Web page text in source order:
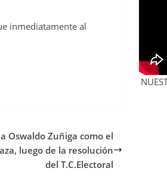
inmediatamente al
Oswaldo Zuñiga como el
luego de la resolución
del T.C.Electoral